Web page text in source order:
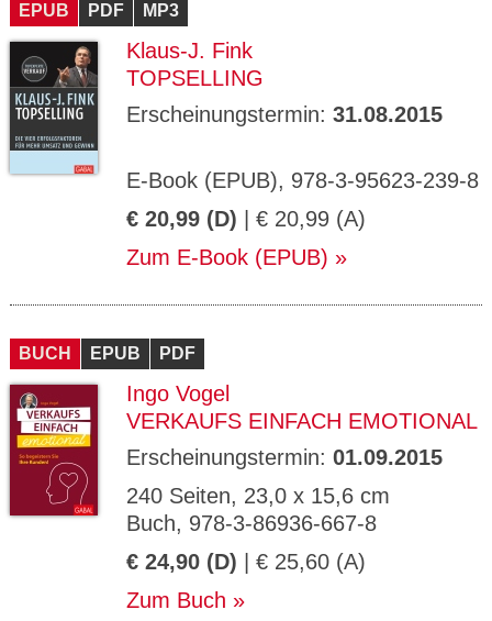
EPUB PDF MP3
Klaus-J. Fink
TOPSELLING
Erscheinungstermin: 31.08.2015
E-Book (EPUB), 978-3-95623-239-8
€ 20,99 (D) | € 20,99 (A)
Zum E-Book (EPUB)
BUCH EPUB PDF
Ingo Vogel
VERKAUFS EINFACH EMOTIONAL
Erscheinungstermin: 01.09.2015
240 Seiten, 23,0 x 15,6 cm
Buch, 978-3-86936-667-8
€ 24,90 (D) | € 25,60 (A)
Zum Buch